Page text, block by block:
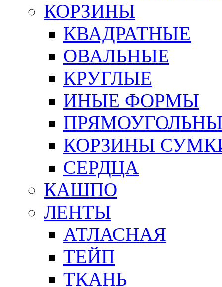
КОРЗИНЫ
КВАДРАТНЫЕ
ОВАЛЬНЫЕ
КРУГЛЫЕ
ИНЫЕ ФОРМЫ
КОРЗИНЫ
СЕРДЦА
КАШПО
ЛЕНТЫ
АТЛАСНАЯ
ТЕЙП
ТКАНЬ